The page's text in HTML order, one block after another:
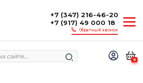
+7 (347) 216-46-20
+7 (917) 49 000 18
Обратный звонок
0